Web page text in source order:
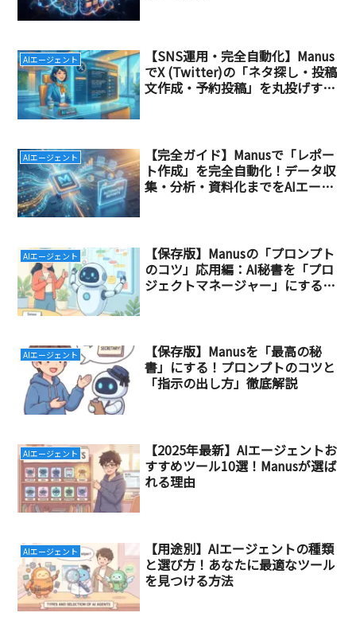
AIエージェント
【SNS運用・完全自動化】Manus
でX (Twitter)の「ネタ探し・投稿
文作成・予約投稿」を丸投げする
AIエージェント
【完全ガイド】Manusで「レポー
ト作成」を完全自動化！データ収
集・分析・資料化までをAIエージ
AIエージェント
【保存版】Manusの「プロンプト
のコツ」応用編：AI秘書を「プロ
ジェクトマネージャー」にする指
AIエージェント
【保存版】Manusを「最高の秘
書」にする！プロンプトのコツと
「指示の出し方」徹底解説
AIエージェント
【2025年最新】AIエージェントお
すすめツール10選！Manusが選ば
れる理由
AIエージェント
【用途別】AIエージェントの種類
と選び方！あなたに最適なツール
を見つける方法